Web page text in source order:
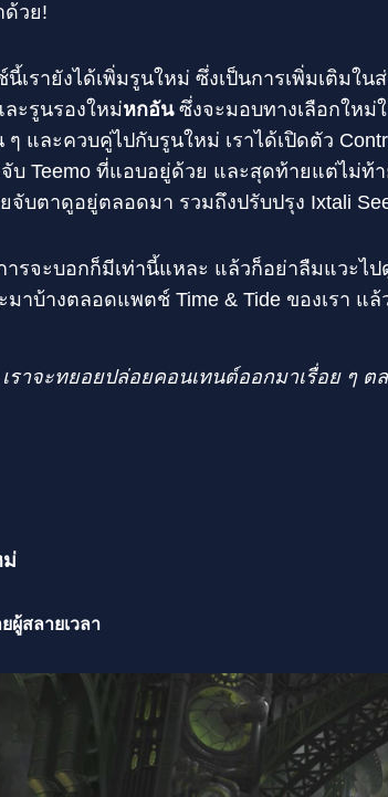
วย!
เรายังได้เพิ่มรูนใหม่ ซึ่งเป็นการเพิ่มเติมใ
ละรูนรองใหม่หกอันซึ่งจะมอบทางเลือกใหม่
ๆ และควบคู่ไปกับรูนใหม่ เราได้เปิดตัว
บ Teemo ที่แอบอยู่ด้วย และสุดท้ายแต่ไม่ท้
จับตาดูอยู่ตลอดมา รวมถึงปรับปรุง Ixtali
ารจะบอกก็มีเท่านี้แหละ แล้วก็อย่าลืมแวะไป
มาบ้างตลอดแพตช์ Time & Tide ของเรา แล้
ราจะทยอยปล่อยคอนเทนต์ออกมาเรื่อย ๆ ต
ม่
ผู้สลายเวลา